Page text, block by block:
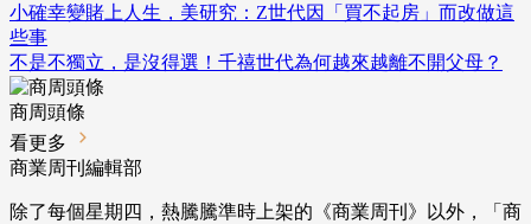
小確幸變賭上人生，美研究：Z世代因「買不起房」而改做這
些事
不是不獨立，是沒得選！千禧世代為何越來越離不開父母？
商周頭條
看更多
商業周刊編輯部
除了每個星期四，熱騰騰準時上架的《商業周刊》以外，「商